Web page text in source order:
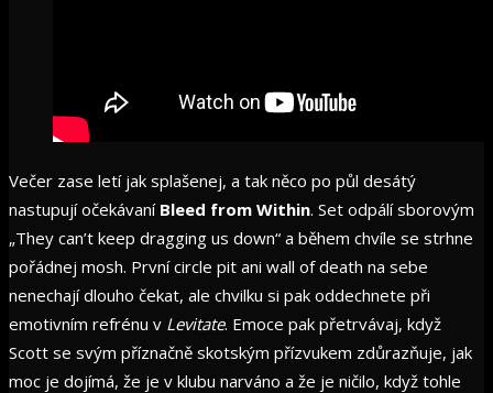
Večer zase letí jak splašenej, a tak něco po půl desátý
nastupují očekávaní Bleed from Within. Set odpálí sborovým
„They can’t keep dragging us down“ a během chvíle se strhne
pořádnej mosh. První circle pit ani wall of death na sebe
nenechají dlouho čekat, ale chvilku si pak oddechnete při
emotivním refrénu v Levitate. Emoce pak přetrvávaj, když
Scott se svým příznačně skotským přízvukem zdůrazňuje, jak
moc je dojímá, že je v klubu narváno a že je ničilo, když tohle